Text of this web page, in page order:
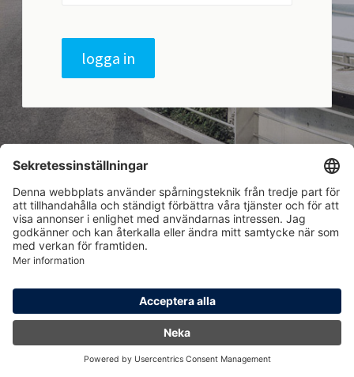
logga in
Hem Logga in